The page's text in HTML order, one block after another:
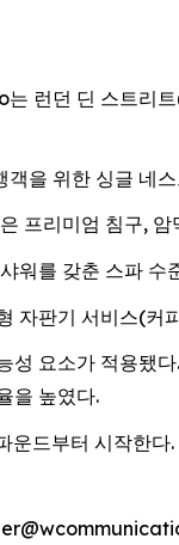
런던 딘 스트리
객을 위한 싱글 네
프리미엄 침구,
워를 갖춘 스파
자판기 서비스(커
성 요소가 적용됐
을 높였다.
운드부터 시작한다.